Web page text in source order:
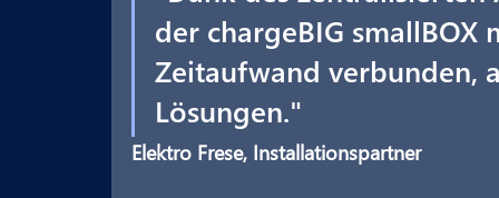
der chargeBIG
Zeitaufwand verbunden,
Lösungen."
Elektro Frese, Installationspartner